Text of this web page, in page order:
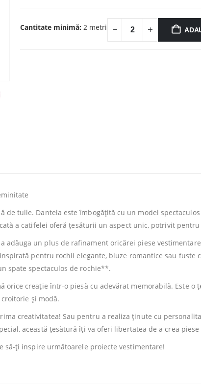
Cantitate minimă: 2 metri
tulle. Dantela este îmbogățită cu un model
a catifelei oferă țesăturii un aspect unic, potrivit
adăuga un plus de rafinament oricărei piese
pentru rochii elegante, bluze romantice sau fuste
spate spectaculos de rochie**.
creație într-o piesă cu adevărat memorabilă. Este o
și modă.
creativitatea! Sau pentru a realiza ținute cu
această țesătură îți va oferi libertatea de a crea piese
ți inspire următoarele proiecte vestimentare!